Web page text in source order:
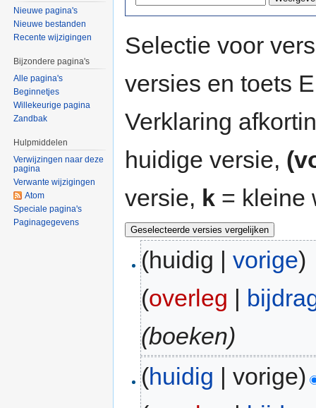
Selectie voor
versies en toets
Verklaring
huidige versie,
versie, k = kleine
(huidig |vorige)
(overleg |
(boeken)
(huidig | vorige)
Nieuwe pagina's
Nieuwe bestanden
Recente wijzigingen
Bijzondere pagina's
Alle pagina's
Beginnetjes
Willekeurige pagina
Zandbak
Hulpmiddelen
Verwijzingen naar deze
pagina
Verwante wijzigingen
Atom
Speciale pagina's
Paginagegevens